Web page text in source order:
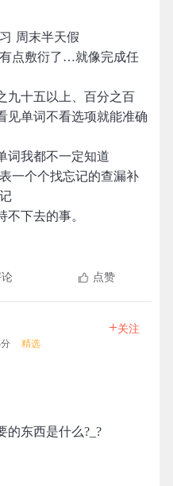
周末半天假
点敷衍了…就像完成任
九十五以上、百分之百
见单词不看选项就能准确
词我都不一定知道
一个个找忘记的查漏补
下去的事。
点赞
精选
+关注
的东西是什么?_?